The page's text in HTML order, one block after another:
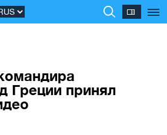
Греции принял